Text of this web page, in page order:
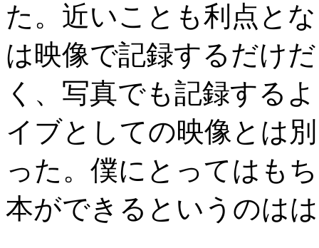
た。近いことも利点と
は映像で記録するだけ
く、写真でも記録する
イブとしての映像とは
った。僕にとってはも
本ができるというのは